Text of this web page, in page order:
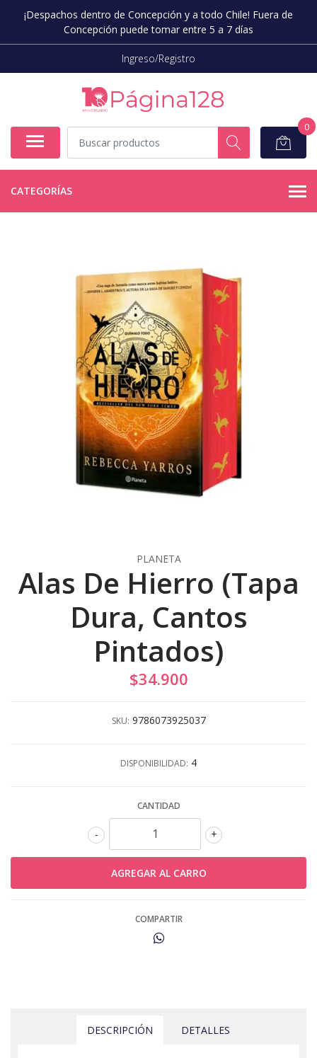
¡Despachos dentro de Concepción y a todo Chile! Fuera de
Concepción puede tomar entre 5 a 7 días
Ingreso/Registro
0
CATEGORÍAS
PLANETA
Alas De Hierro (Tapa
Dura, Cantos
Pintados)
$34.900
SKU: 9786073925037
DISPONIBILIDAD: 4
CANTIDAD
+
-
COMPARTIR
DESCRIPCIÓN DETALLES